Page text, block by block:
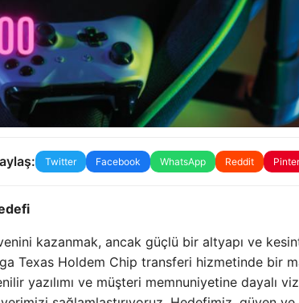
Twitter Facebook WhatsApp Reddit
kazanmak, ancak güçlü bir altyapı ve
Texas Holdem Chip transferi hizmetinde bir
yazılımı ve müşteri memnuniyetine dayalı